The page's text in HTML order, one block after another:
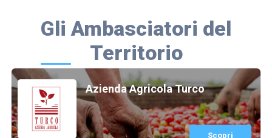
Gli Ambasciatori del
Territorio
Azienda Agricola Turco
Scopri